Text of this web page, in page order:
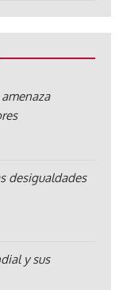
desigualdades
y sus